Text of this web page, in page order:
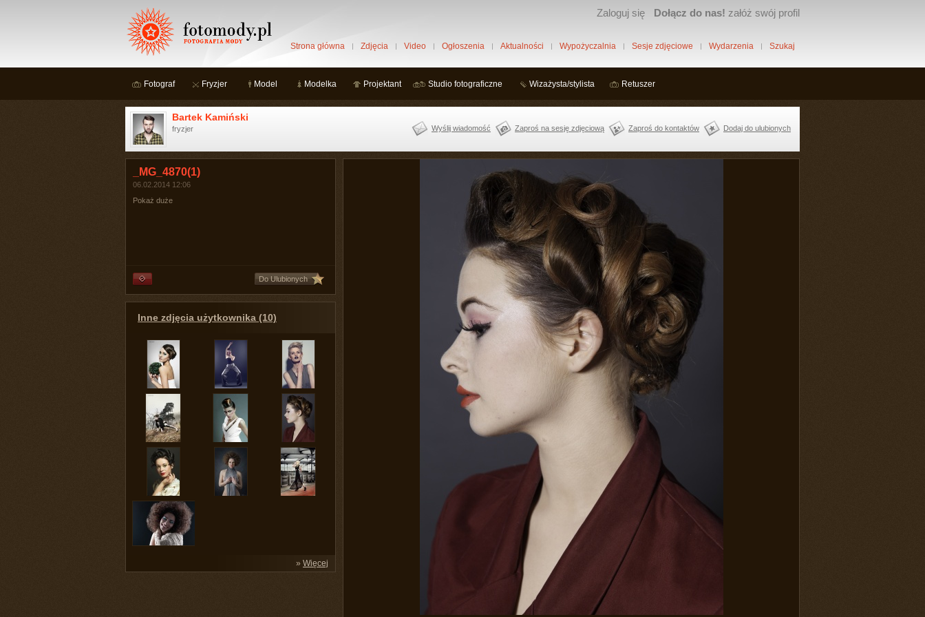
Zaloguj się Dołącz do nas! załóż swój profil
Strona główna Zdjęcia Video Ogłoszenia Aktualności Wypożyczalnia Sesje zdjęciowe Wydarzenia Szukaj
Fotograf Fryzjer Model Modelka Projektant Studio fotograficzne Wizażysta/stylista Retuszer
Bartek Kamiński
fryzjer Wyślij wiadomość Zaproś na sesję zdjęciową Zaproś do kontaktów Dodaj do ulubionych
_MG_4870(1)
06.02.2014 12:06
Pokaż duże
Do Ulubionych
Inne zdjęcia użytkownika (10)
» Więcej